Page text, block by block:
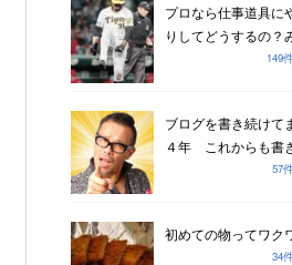
プロなら仕事道具に
りしてどうするの？
149
ブログを書き続けて
４年 これからも書
57
初めての物ってワク
34